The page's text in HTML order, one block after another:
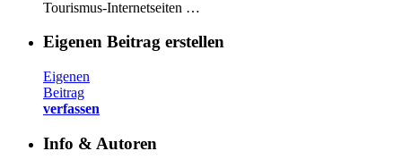
Tourismus-Internetseiten …
Eigenen Beitrag erstellen
Eigenen
Beitrag
verfassen
Info & Autoren